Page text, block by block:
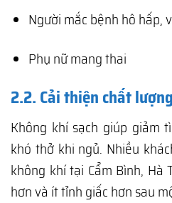
Người mắc bệnh hô hấp,
Phụ nữ mang thai
2.2. Cải thiện chất
Không khí sạch giúp giảm
khó thở khi ngủ. Nhiều
không khí tại Cẩm Bình, Hà
hơn và ít tỉnh giấc hơn sau